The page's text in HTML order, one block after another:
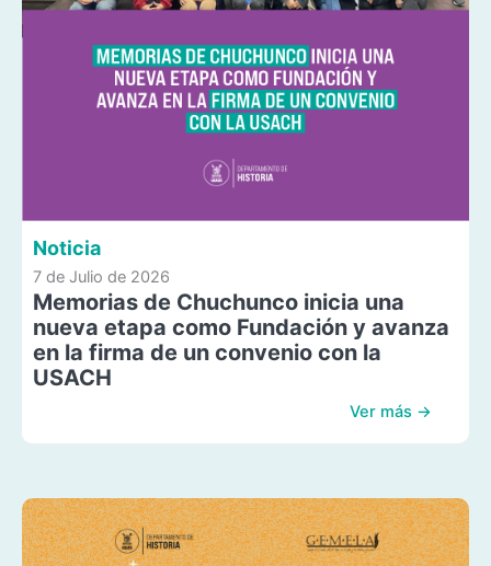
Noticia
7 de Julio de 2026
Memorias de Chuchunco inicia una
nueva etapa como Fundación y avanza
en la firma de un convenio con la
USACH
Ver más →